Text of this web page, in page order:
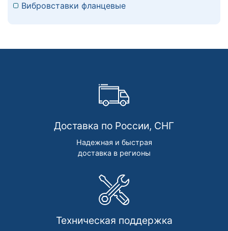
Вибровставки фланцевые
Доставка по России, СНГ
Надежная и быстрая
доставка в регионы
Техническая поддержка